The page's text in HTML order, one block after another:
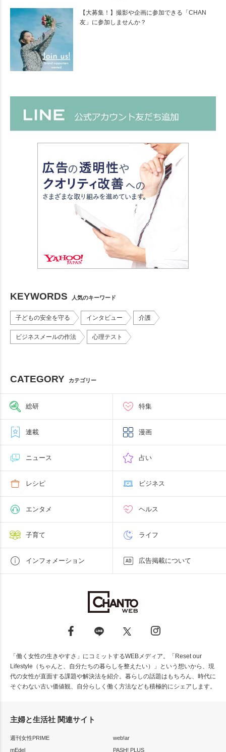
【大募集！】撮影や企画に参加できる「CHAN
友」に参加しませんか？
KEYWORDS 人気のキーワード
子どもの安全を守る インタビュー 介護
ビジネスメールの作法 心理テスト
CATEGORY カテゴリー
総研 特集
連載 漫画
ニュース 占い
レシピ ビジネス
エンタメ ヘルス
子育て ライフ
インフォメーション 広告掲載について
「働く女性の生きやすさ」にコミットするWEBメディア。「Reset our
Lifestyle（ちゃんと、自分たちの暮らしを整えたい）」という想いから、現
代の女性が直面する課題や解決法を紹介。暮らしの話題はもちろん、時代に
そぐわない古い価値観、自分らしく働く方法なども積極的にシェアします。
主婦と生活社 関連サイト
週刊女性PRIME
web!ar
mEdel
PASH! PLUS